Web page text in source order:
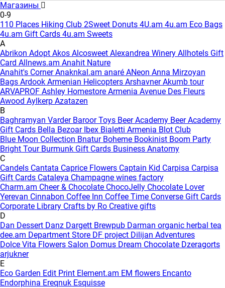
Магазины
0-9
110 Places Hiking Club 2Sweet Donuts 4U.am 4u.am Eco Bags
4u.am Gift Cards 4u.am Sweets
A
Abrikon Adopt Akos Alcosweet Alexandrea Winery Allhotels Gift
Card Allnews.am Anahit Nature
Anahit's CornerAnaknkal.am anaré ANeon Anna Mirzoyan
Bags Ardook Armenian Helicopters Arshavner Akumb tour
ARVAPROF Ashley Homestore Armenia Avenue Des Fleurs
Awood Aylkerp Azatazen
B
Baghramyan Varder Baroor Toys Beer Academy Beer Academy
Gift Cards Bella Bezoar Ibex Bialetti Armenia Blot Club
Blue Moon Collection Bnatur Boheme Bookinist Boom Party
Bright Tour Burmunk Gift Cards Business Anatomy
C
Candels Cantata Caprice Flowers Captain Kid Carpisa Carpisa
Gift Cards Cataleya Champagne wines factory
Charm.am Cheer & Chocolate ChocoJelly Chocolate Lover
Yerevan Cinnabon Coffee Inn Coffee Time Converse Gift Cards
Corporate Library Crafts by Ro Creative gifts
D
Dan Dessert Danz Dargett Brewpub Darman organic herbal tea
dee.am Department Store DF project Dilijan Adventures
Dolce Vita Flowers Salon Domus Dream Chocolate Dzeragorts
arjukner
E
Eco Garden Edit Print Element.am EM flowers Encanto
Endorphina Ereqnuk Esquisse